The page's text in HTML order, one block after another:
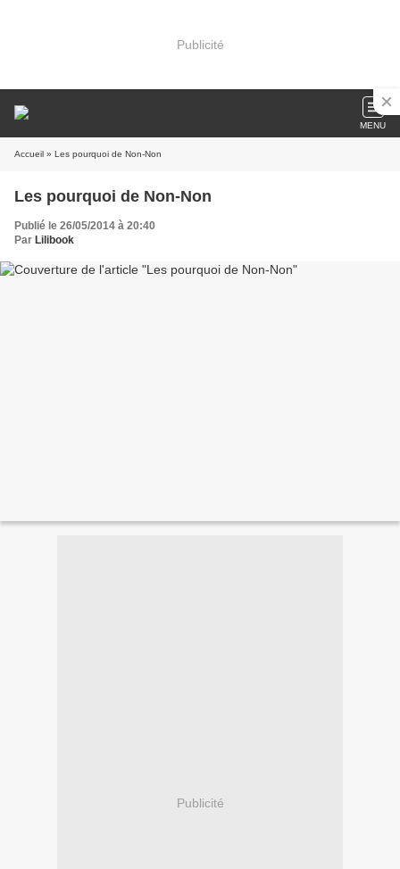
Publicité
MENU
Accueil » Les pourquoi de Non-Non
Les pourquoi de Non-Non
Publié le 26/05/2014 à 20:40
Par Lilibook
Publicité